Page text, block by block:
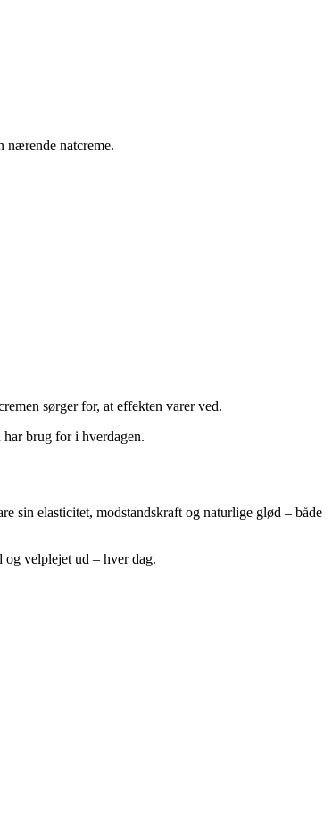
nærende natcreme.
sørger for, at effekten varer ved.
har brug for i hverdagen.
sin elasticitet, modstandskraft og naturlige glød – både
og velplejet ud – hver dag.